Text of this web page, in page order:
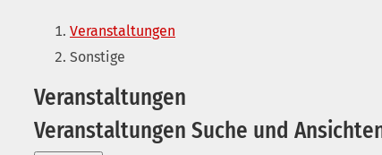
Veranstaltungen
Sonstige
Veranstaltungen
Veranstaltungen Suche und